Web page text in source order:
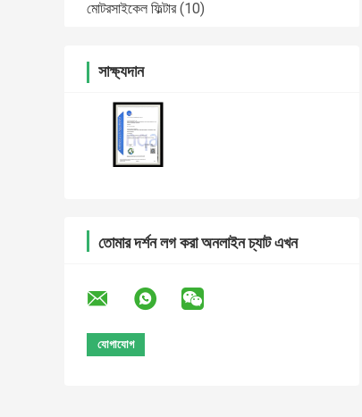
মোটরসাইকেল ফিল্টার (10)
সাক্ষ্যদান
তোমার দর্শন লগ করা অনলাইন চ্যাট এখন